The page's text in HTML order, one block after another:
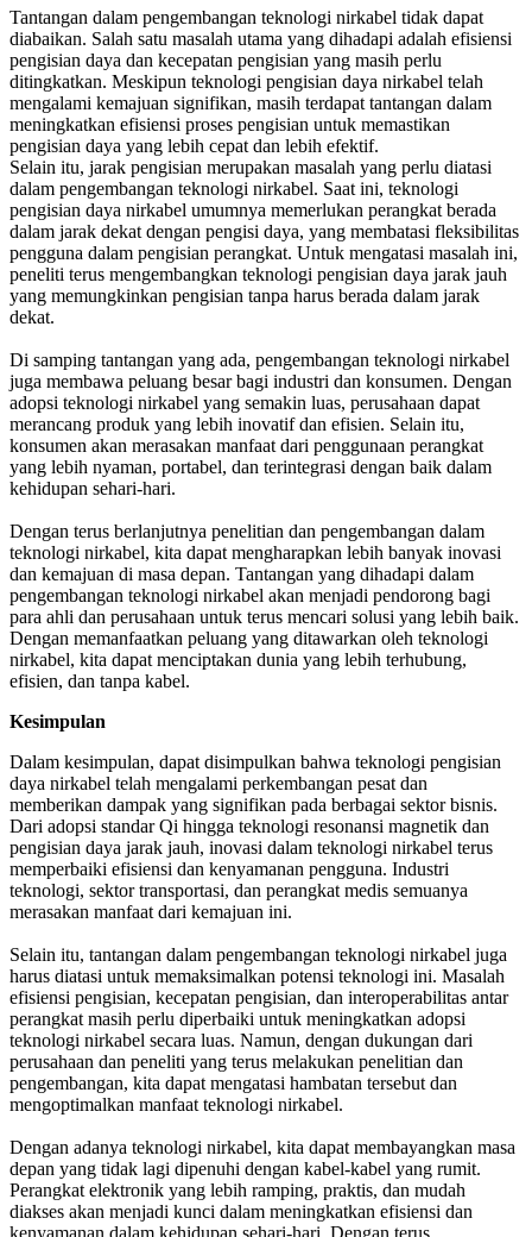
Tantangan dalam pengembangan teknologi nirkabel tidak dapat
diabaikan. Salah satu masalah utama yang dihadapi adalah efisiensi
pengisian daya dan kecepatan pengisian yang masih perlu
ditingkatkan. Meskipun teknologi pengisian daya nirkabel telah
mengalami kemajuan signifikan, masih terdapat tantangan dalam
meningkatkan efisiensi proses pengisian untuk memastikan
pengisian daya yang lebih cepat dan lebih efektif.
Selain itu, jarak pengisian merupakan masalah yang perlu diatasi
dalam pengembangan teknologi nirkabel. Saat ini, teknologi
pengisian daya nirkabel umumnya memerlukan perangkat berada
dalam jarak dekat dengan pengisi daya, yang membatasi fleksibilitas
pengguna dalam pengisian perangkat. Untuk mengatasi masalah ini,
peneliti terus mengembangkan teknologi pengisian daya jarak jauh
yang memungkinkan pengisian tanpa harus berada dalam jarak
dekat.
Di samping tantangan yang ada, pengembangan teknologi nirkabel
juga membawa peluang besar bagi industri dan konsumen. Dengan
adopsi teknologi nirkabel yang semakin luas, perusahaan dapat
merancang produk yang lebih inovatif dan efisien. Selain itu,
konsumen akan merasakan manfaat dari penggunaan perangkat
yang lebih nyaman, portabel, dan terintegrasi dengan baik dalam
kehidupan sehari-hari.
Dengan terus berlanjutnya penelitian dan pengembangan dalam
teknologi nirkabel, kita dapat mengharapkan lebih banyak inovasi
dan kemajuan di masa depan. Tantangan yang dihadapi dalam
pengembangan teknologi nirkabel akan menjadi pendorong bagi
para ahli dan perusahaan untuk terus mencari solusi yang lebih baik.
Dengan memanfaatkan peluang yang ditawarkan oleh teknologi
nirkabel, kita dapat menciptakan dunia yang lebih terhubung,
efisien, dan tanpa kabel.
Kesimpulan
Dalam kesimpulan, dapat disimpulkan bahwa teknologi pengisian
daya nirkabel telah mengalami perkembangan pesat dan
memberikan dampak yang signifikan pada berbagai sektor bisnis.
Dari adopsi standar Qi hingga teknologi resonansi magnetik dan
pengisian daya jarak jauh, inovasi dalam teknologi nirkabel terus
memperbaiki efisiensi dan kenyamanan pengguna. Industri
teknologi, sektor transportasi, dan perangkat medis semuanya
merasakan manfaat dari kemajuan ini.
Selain itu, tantangan dalam pengembangan teknologi nirkabel juga
harus diatasi untuk memaksimalkan potensi teknologi ini. Masalah
efisiensi pengisian, kecepatan pengisian, dan interoperabilitas antar
perangkat masih perlu diperbaiki untuk meningkatkan adopsi
teknologi nirkabel secara luas. Namun, dengan dukungan dari
perusahaan dan peneliti yang terus melakukan penelitian dan
pengembangan, kita dapat mengatasi hambatan tersebut dan
mengoptimalkan manfaat teknologi nirkabel.
Dengan adanya teknologi nirkabel, kita dapat membayangkan masa
depan yang tidak lagi dipenuhi dengan kabel-kabel yang rumit.
Perangkat elektronik yang lebih ramping, praktis, dan mudah
diakses akan menjadi kunci dalam meningkatkan efisiensi dan
kenyamanan dalam kehidupan sehari-hari. Dengan terus